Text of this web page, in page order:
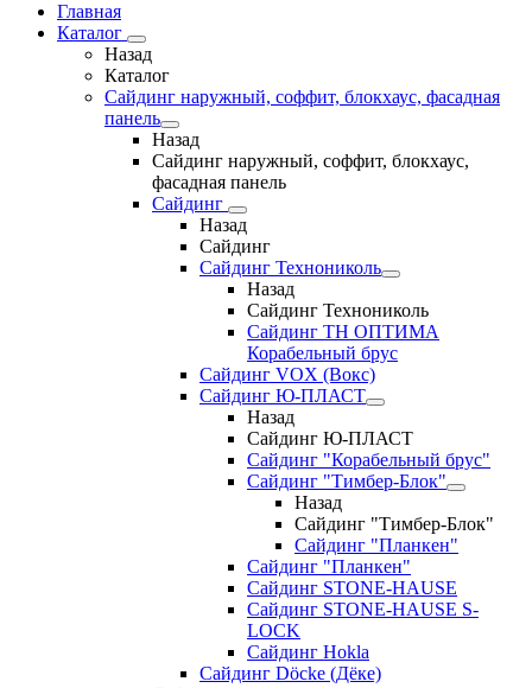
Главная
Каталог
Назад
Каталог
Сайдинг наружный, соффит, блокхаус, фасадная
панель
Назад
Сайдинг наружный, соффит, блокхаус,
фасадная панель
Сайдинг
Назад
Сайдинг
Сайдинг Технониколь
Назад
Сайдинг Технониколь
Сайдинг ТН ОПТИМА
Корабельный брус
Сайдинг VOX (Вокс)
Сайдинг Ю-ПЛАСТ
Назад
Сайдинг Ю-ПЛАСТ
Сайдинг "Корабельный брус"
Сайдинг "Тимбер-Блок"
Назад
Сайдинг "Тимбер-Блок"
Сайдинг "Планкен"
Сайдинг "Планкен"
Сайдинг STONE-HAUSE
Сайдинг STONE-HAUSE S-
LOCK
Сайдинг Hokla
Сайдинг Döcke (Дёке)